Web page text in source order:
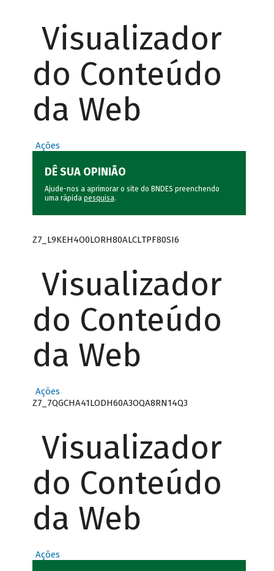
Visualizador
do Conteúdo
da Web
Ações
DÊ SUA OPINIÃO
Ajude-nos a aprimorar o site do BNDES preenchendo
uma rápida pesquisa.
Z7_L9KEH4O0LORH80ALCLTPF80SI6
Visualizador
do Conteúdo
da Web
Ações
Z7_7QGCHA41LODH60A3OQA8RN14Q3
Visualizador
do Conteúdo
da Web
Ações